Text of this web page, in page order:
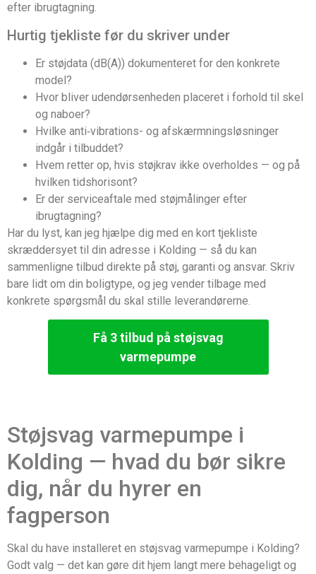
efter ibrugtagning.
Hurtig tjekliste før du skriver under
Er støjdata (dB(A)) dokumenteret for den konkrete
model?
Hvor bliver udendørsenheden placeret i forhold til skel
og naboer?
Hvilke anti‑vibrations- og afskærmningsløsninger
indgår i tilbuddet?
Hvem retter op, hvis støjkrav ikke overholdes — og på
hvilken tidshorisont?
Er der serviceaftale med støjmålinger efter
ibrugtagning?
Har du lyst, kan jeg hjælpe dig med en kort tjekliste
skræddersyet til din adresse i Kolding — så du kan
sammenligne tilbud direkte på støj, garanti og ansvar. Skriv
bare lidt om din boligtype, og jeg vender tilbage med
konkrete spørgsmål du skal stille leverandørerne.
Få 3 tilbud på støjsvag
varmepumpe
Støjsvag varmepumpe i
Kolding — hvad du bør sikre
dig, når du hyrer en
fagperson
Skal du have installeret en støjsvag varmepumpe i Kolding?
Godt valg — det kan gøre dit hjem langt mere behageligt og